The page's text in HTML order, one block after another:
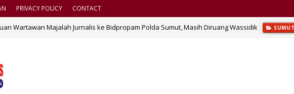
PRIVACY POLICY CONTACT
Wartawan Majalah Jurnalis ke Bidpropam Polda Sumut, Masih Diruang Wassidik SUMUT